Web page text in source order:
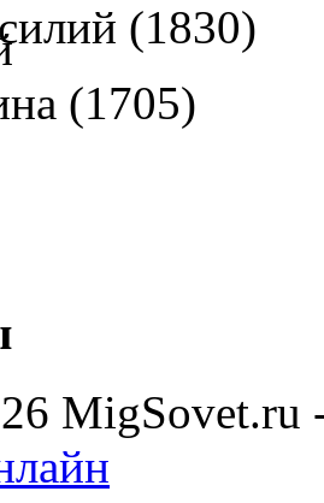
(1830)
(1705)
MigSovet.ru